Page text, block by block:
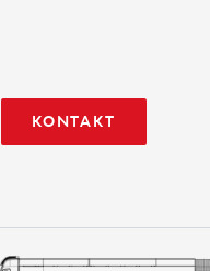
KONTAKT